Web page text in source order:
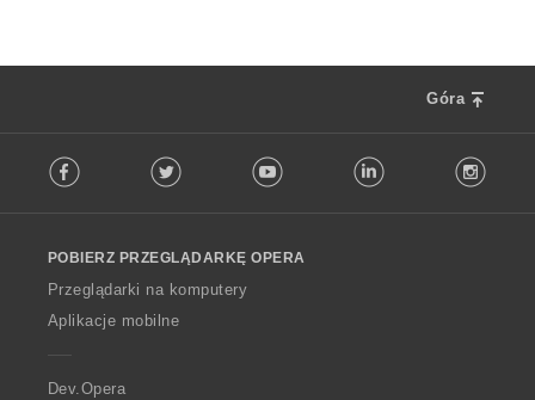
Góra
o
w
O
p
a
Facebook Twitter Youtube LinkedIn
POBIERZ PRZEGLĄDARKĘ OPERA
Przeglądarki na komputery
Aplikacje mobilne
Dev.Opera